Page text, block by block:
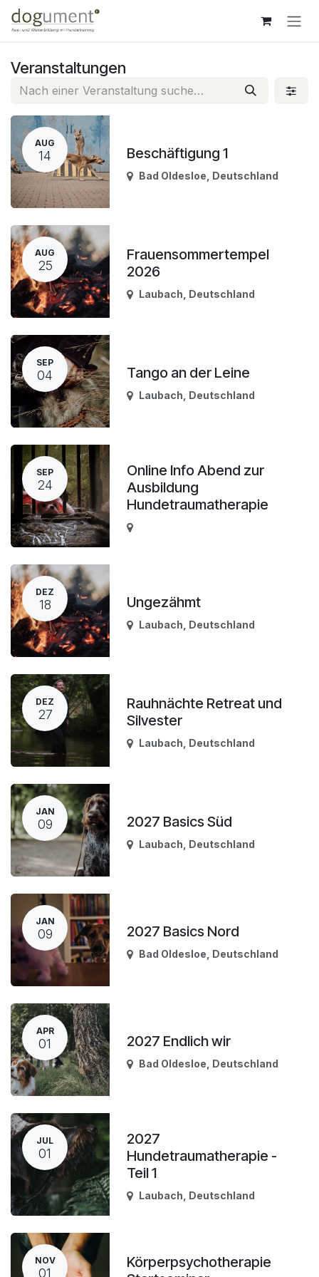
Zum Inhalt springen
Veranstaltungen
AUG
14 Beschäftigung 1
Bad Oldesloe Deutschland
AUG
25
Frauensommertempel
2026
Laubach Deutschland
SEP
04 Tango an der Leine
Laubach Deutschland
SEP
24
Online Info Abend zur
Ausbildung
Hundetraumatherapie
DEZ
18 Ungezähmt
Laubach Deutschland
DEZ
27
Rauhnächte Retreat und
Silvester
Laubach Deutschland
JAN
09 2027 Basics Süd
Laubach Deutschland
JAN
09 2027 Basics Nord
Bad Oldesloe Deutschland
APR
01 2027 Endlich wir
Bad Oldesloe Deutschland
JUL
01
2027
Hundetraumatherapie -
Teil 1
Laubach Deutschland
NOV
01
Körperpsychotherapie